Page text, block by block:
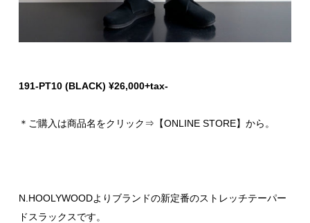
191-PT10 (BLACK) ¥26,000+tax-
＊ご購入は商品名をクリック⇒【ONLINE STORE】から。
N.HOOLYWOODよりブランドの新定番のストレッチテーパー
ドスラックスです。